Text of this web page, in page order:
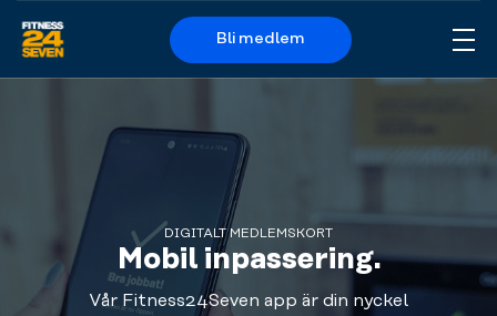
Logo
Bli medlem
DIGITALT MEDLEMSKORT
Mobil inpassering.
Vår Fitness24Seven app är din nyckel